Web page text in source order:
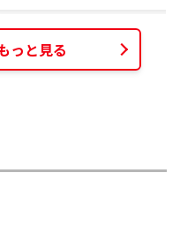
っと見る